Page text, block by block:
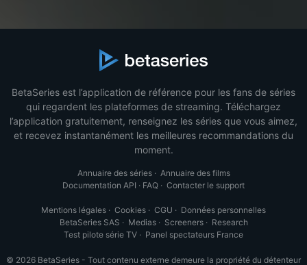
BetaSeries est l’application de référence pour les fans de séries
qui regardent les plateformes de streaming. Téléchargez
l’application gratuitement, renseignez les séries que vous aimez,
et recevez instantanément les meilleures recommandations du
moment.
Annuaire des séries· Annuaire des films
Documentation API · FAQ · Contacter le support
Mentions légales · Cookies · CGU · Données personnelles
BetaSeries SAS · Medias· Screeners· Research
Test pilote série TV · Panel spectateurs France
© 2026 BetaSeries - Tout contenu externe demeure la propriété du détenteur